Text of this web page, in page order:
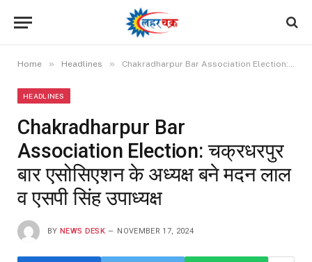
Home » Headlines » Chakradharpur Bar Association Election: चक्रधरपुर बार एसोसिएशन के अध्यक्ष बने मदन लाल व एसपी सिंह उपाध्यक्ष
HEADLINES
Chakradharpur Bar
Association Election: चक्रधरपुर
बार एसोसिएशन के अध्यक्ष बने मदन लाल
व एसपी सिंह उपाध्यक्ष
BY NEWS DESK NOVEMBER 17, 2024